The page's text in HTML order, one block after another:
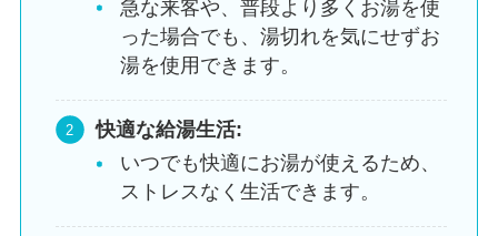
急な来客や、普段より多くお湯を使
った場合でも、湯切れを気にせずお
湯を使用できます。
快適な給湯生活:
いつでも快適にお湯が使えるため、
ストレスなく生活できます。